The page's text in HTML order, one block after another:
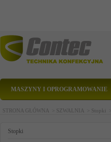
MASZYNY I OPROGRAMOWANIE
STRONA GŁÓWNA > SZWALNIA > Stopki >
Stopki